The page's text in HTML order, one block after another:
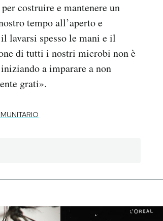
costruire e mantenere un
tempo all’aperto e
lavarsi spesso le mani e il
di tutti i nostri microbi non è
a imparare a non
grati».